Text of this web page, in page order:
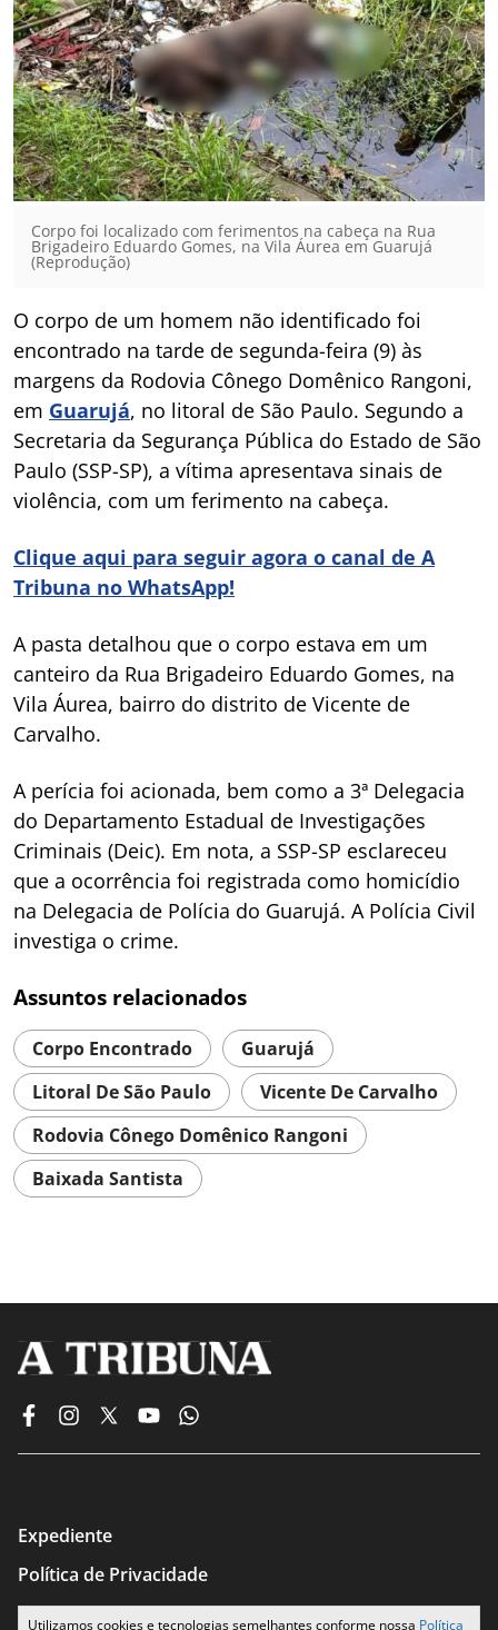
Corpo foi localizado com ferimentos na cabeça na Rua
Brigadeiro Eduardo Gomes, na Vila Áurea em Guarujá
(Reprodução)
O corpo de um homem não identificado foi
encontrado na tarde de segunda-feira (9) às
margens da Rodovia Cônego Domênico Rangoni,
em Guarujá, no litoral de São Paulo. Segundo a
Secretaria da Segurança Pública do Estado de São
Paulo (SSP-SP), a vítima apresentava sinais de
violência, com um ferimento na cabeça.
Clique aqui para seguir agora o canal de A
Tribuna no WhatsApp!
A pasta detalhou que o corpo estava em um
canteiro da Rua Brigadeiro Eduardo Gomes, na
Vila Áurea, bairro do distrito de Vicente de
Carvalho.
A perícia foi acionada, bem como a 3ª Delegacia
do Departamento Estadual de Investigações
Criminais (Deic). Em nota, a SSP-SP esclareceu
que a ocorrência foi registrada como homicídio
na Delegacia de Polícia do Guarujá. A Polícia Civil
investiga o crime.
Assuntos relacionados
Corpo Encontrado
Guarujá
Litoral De São Paulo
Vicente De Carvalho
Rodovia Cônego Domênico Rangoni
Baixada Santista
Utilizamos cookies e tecnologias semelhantes conforme nossa Política
Expediente
Política de Privacidade
Termos de Uso